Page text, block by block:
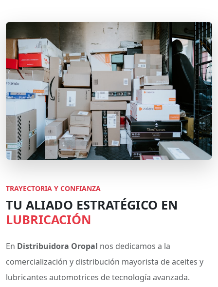
TRAYECTORIA Y CONFIANZA
TU ALIADO ESTRATÉGICO EN
LUBRICACIÓN
En Distribuidora Oropal nos dedicamos a la
comercialización y distribución mayorista de aceites y
lubricantes automotrices de tecnología avanzada.